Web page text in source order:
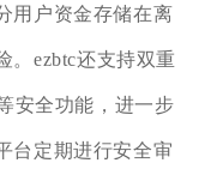
用户资金存储在离
。ezbtc还支持双重
安全功能，进一步
台定期进行安全审